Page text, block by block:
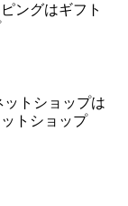
ングはギフト
トショップは
トショップ